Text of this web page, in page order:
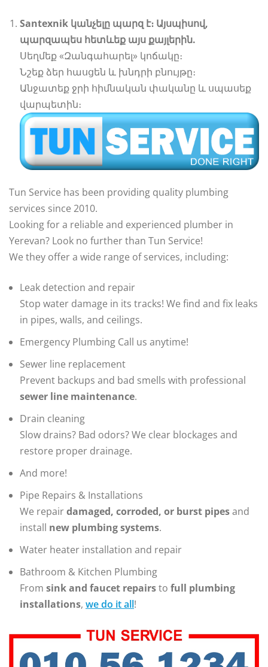
Santexnik կանչելը պարզ է։ Այսպիսով,
պարզապես հետևեք այս քայլերին.
Սեղմեք «Զանգահարել» կոճակը։
Նշեք ձեր հասցեն և խնդրի բնույթը։
Անջատեք ջրի հիմնական փականը և սպասեք
վարպետին։
Tun Service has been providing quality plumbing
services since 2010.
Looking for a reliable and experienced plumber in
Yerevan? Look no further than Tun Service!
We they offer a wide range of services, including:
Leak detection and repair
Stop water damage in its tracks! We find and fix leaks
in pipes, walls, and ceilings.
Emergency Plumbing Call us anytime!
Sewer line replacement
Prevent backups and bad smells with professional
sewer line maintenance.
Drain cleaning
Slow drains? Bad odors? We clear blockages and
restore proper drainage.
And more!
Pipe Repairs & Installations
We repairdamaged, corroded, or burst pipesand
install new plumbing systems.
Water heater installation and repair
Bathroom & Kitchen Plumbing
From sink and faucet repairsto full plumbing
installations, we do it all!